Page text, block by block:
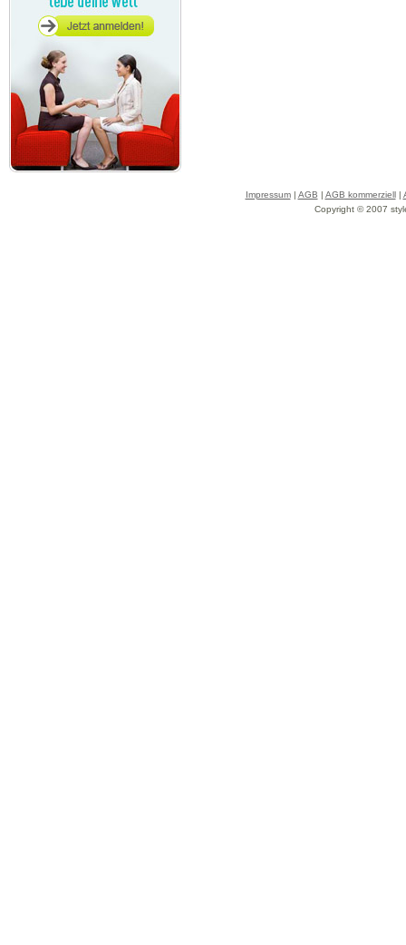
Impressum| AGB | AGB kommerziell|
Copyright © 2007